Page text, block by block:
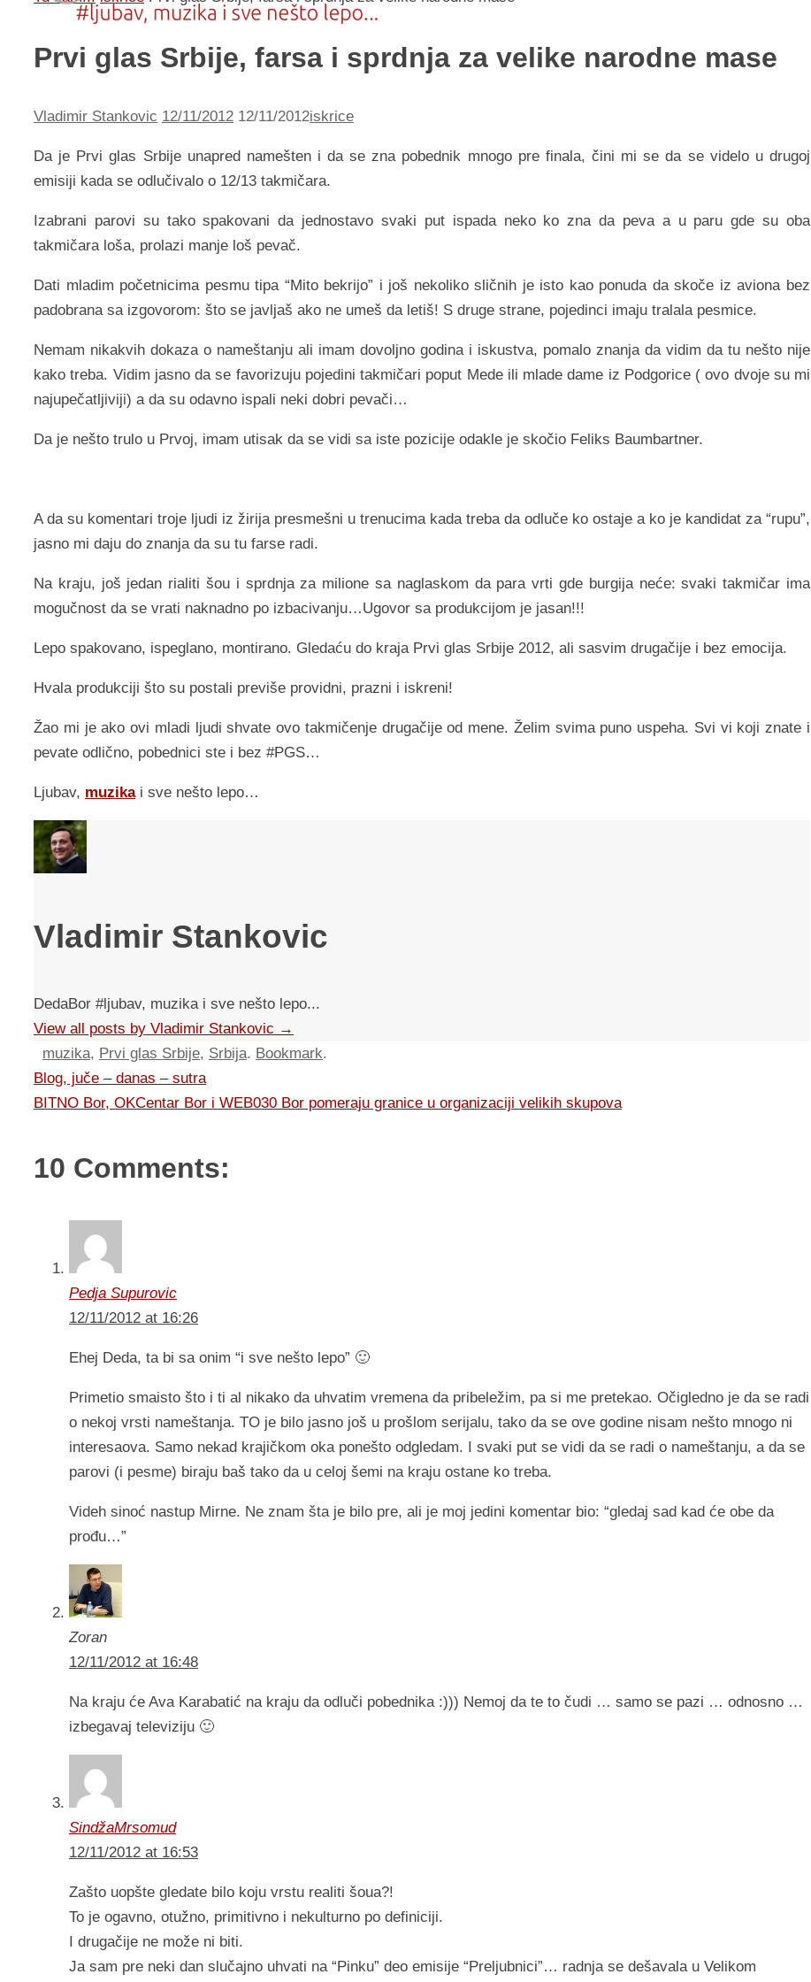
Prvi glas Srbije, farsa i sprdnja za velike narodne mase
Vladimir Stankovic 12/11/2012 12/11/2012iskrice
Da je Prvi glas Srbije unapred namešten i da se zna pobednik mnogo pre finala, čini mi se da se videlo u drugoj
emisiji kada se odlučivalo o 12/13 takmičara.
Izabrani parovi su tako spakovani da jednostavo svaki put ispada neko ko zna da peva a u paru gde su oba
takmičara loša, prolazi manje loš pevač.
Dati mladim početnicima pesmu tipa “Mito bekrijo” i još nekoliko sličnih je isto kao ponuda da skoče iz aviona bez
padobrana sa izgovorom: što se javljaš ako ne umeš da letiš! S druge strane, pojedinci imaju tralala pesmice.
Nemam nikakvih dokaza o nameštanju ali imam dovoljno godina i iskustva, pomalo znanja da vidim da tu nešto nije
kako treba. Vidim jasno da se favorizuju pojedini takmičari poput Mede ili mlade dame iz Podgorice ( ovo dvoje su mi
najupečatljiviji) a da su odavno ispali neki dobri pevači…
Da je nešto trulo u Prvoj, imam utisak da se vidi sa iste pozicije odakle je skočio Feliks Baumbartner.
A da su komentari troje ljudi iz žirija presmešni u trenucima kada treba da odluče ko ostaje a ko je kandidat za “rupu”,
jasno mi daju do znanja da su tu farse radi.
Na kraju, još jedan rialiti šou i sprdnja za milione sa naglaskom da para vrti gde burgija neće: svaki takmičar ima
mogučnost da se vrati naknadno po izbacivanju…Ugovor sa produkcijom je jasan!!!
Lepo spakovano, ispeglano, montirano. Gledaću do kraja Prvi glas Srbije 2012, ali sasvim drugačije i bez emocija.
Hvala produkciji što su postali previše providni, prazni i iskreni!
Žao mi je ako ovi mladi ljudi shvate ovo takmičenje drugačije od mene. Želim svima puno uspeha. Svi vi koji znate i
pevate odlično, pobednici ste i bez #PGS…
Ljubav, muzikai sve nešto lepo…
Vladimir Stankovic
DedaBor #ljubav, muzika i sve nešto lepo...
View all posts by Vladimir Stankovic →
muzika, Prvi glas Srbije, Srbija. Bookmark.
Blog, juče – danas – sutra
BITNO Bor, OKCentar Bor i WEB030 Bor pomeraju granice u organizaciji velikih skupova
10 Comments:
Pedja Supurovic
12/11/2012 at 16:26
Ehej Deda, ta bi sa onim “i sve nešto lepo” 🙂
Primetio smaisto što i ti al nikako da uhvatim vremena da pribeležim, pa si me pretekao. Očigledno je da se radi
o nekoj vrsti nameštanja. TO je bilo jasno još u prošlom serijalu, tako da se ove godine nisam nešto mnogo ni
interesaova. Samo nekad krajičkom oka ponešto odgledam. I svaki put se vidi da se radi o nameštanju, a da se
parovi (i pesme) biraju baš tako da u celoj šemi na kraju ostane ko treba.
Videh sinoć nastup Mirne. Ne znam šta je bilo pre, ali je moj jedini komentar bio: “gledaj sad kad će obe da
prođu…”
Zoran
12/11/2012 at 16:48
Na kraju će Ava Karabatić na kraju da odluči pobednika :))) Nemoj da te to čudi … samo se pazi … odnosno …
izbegavaj televiziju 🙂
SindžaMrsomud
12/11/2012 at 16:53
Zašto uopšte gledate bilo koju vrstu realiti šoua?!
To je ogavno, otužno, primitivno i nekulturno po definiciji.
I drugačije ne može ni biti.
Ja sam pre neki dan slučajno uhvati na “Pinku” deo emisije “Preljubnici”… radnja se dešavala u Velikom